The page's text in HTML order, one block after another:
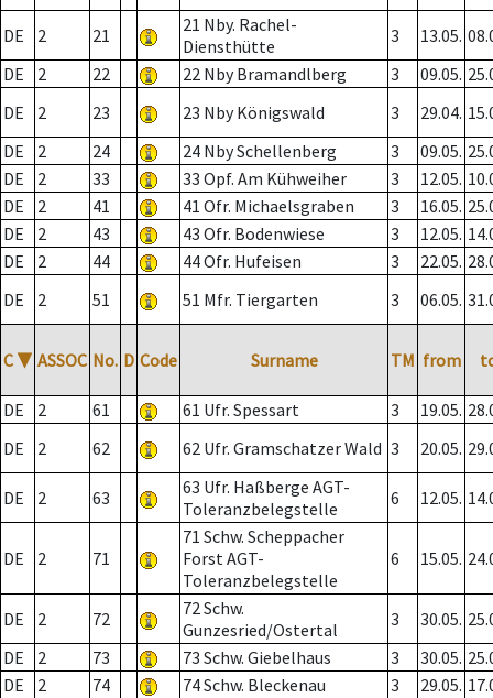
DE 2 21
21 Nby. Rachel-
Diensthütte
3 13.05.
DE
2 22 22 Nby Bramandlberg 3 09.05.
DE
2 23 23 Nby Königswald 3 29.04.
DE
2 24 24 Nby Schellenberg 3 09.05.
DE
2 33 33 Opf. Am Kühweiher 3 12.05.
DE
2 41 41 Ofr. Michaelsgraben 3 16.05.
DE
2 43 43 Ofr. Bodenwiese 3 12.05.
DE
2 44 44 Ofr. Hufeisen 3 22.05.
DE
2 51 51 Mfr. Tiergarten 3 06.05.
C ▼ ASSOC No. D Code Surname TM from
DE 2 61 61 Ufr. Spessart 3 19.05.
DE
2 62 62 Ufr. Gramschatzer Wald 3 20.05.
DE 2 63
63 Ufr. Haßberge AGT-
Toleranzbelegstelle
6 12.05.
DE 2 71
71 Schw. Scheppacher
Forst AGT-
Toleranzbelegstelle
6 15.05.
DE 2 72
72 Schw.
Gunzesried/Ostertal
3 30.05.
DE
2 73 73 Schw. Giebelhaus 3 30.05.
DE
2 74 74 Schw. Bleckenau 3 29.05.